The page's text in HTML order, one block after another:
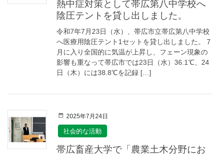
熱中症対策として帯広第八中学校へ
陰圧テントを貸し出しました。
令和7年7月23日（水）、帯広市立帯広第八中学校
へ医療用陰圧テント1セットを貸し出しました。 7
月に入り全国的に気温が上昇し、フェーン現象の
影響も重なって帯広市では23日（水）36.1℃、24
日（木）には38.8℃を記録 […]
2025年7月24日
社会的な活動
帯広畜産大学で「農業土木分野にお